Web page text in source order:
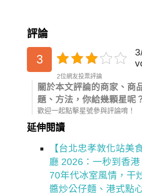
評論
3
2位網友投票評論
關於本文評論的商家、商
題、方法，你給幾顆星呢
歡迎一起點擊星號參與評論唷！
延伸閱讀
【台北忠孝敦化站美
廳 2026：一秒到香
70年代冰室風情，干
醬炒公仔麵、港式點